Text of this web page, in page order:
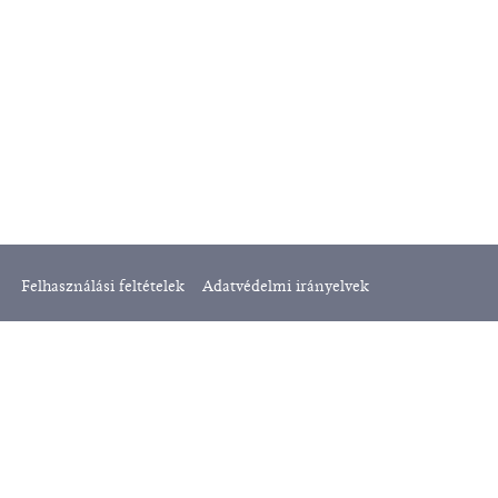
Felhasználási feltételek Adatvédelmi irányelvek